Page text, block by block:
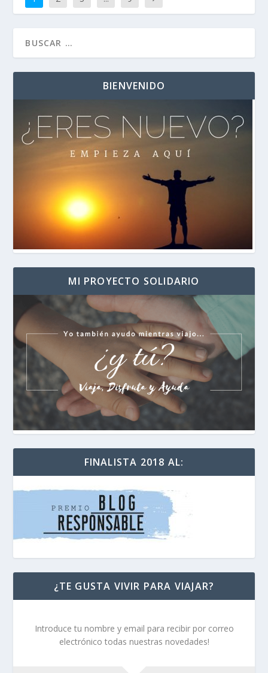
BIENVENIDO
MI PROYECTO SOLIDARIO
FINALISTA 2018 AL:
¿TE GUSTA VIVIR PARA VIAJAR?
Introduce tu nombre y email para recibir por correo
electrónico todas nuestras novedades!